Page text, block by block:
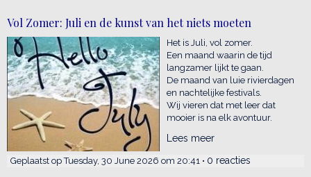
Vol Zomer: Juli en de kunst van het niets moeten
Het is Juli, vol zomer.
Een maand waarin de tijd
langzamer lijkt te gaan.
De maand van luie rivierdagen
en nachtelijke festivals.
Wij vieren dat met leer dat
mooier is na elk avontuur.
Lees meer
Geplaatst op Tuesday, 30 June 2026 om 20:41 • 0 reacties